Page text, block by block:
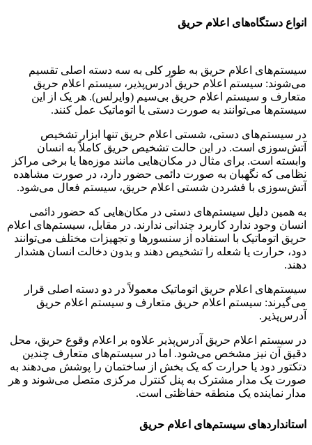
انواع دستگاه‌های اعلام حریق
سیستم‌های اعلام حریق به طور کلی به سه دسته اصلی تقسیم
می‌شوند: سیستم اعلام حریق آدرس‌پذیر، سیستم اعلام حریق
متعارف و سیستم اعلام حریق بی‌سیم (وایرلس). هر یک از این
سیستم‌ها می‌توانند به صورت دستی یا اتوماتیک عمل کنند.
در سیستم‌های دستی، شستی اعلام حریق تنها ابزار تشخیص
آتش‌سوزی است. در این حالت تشخیص حریق کاملاً به انسان
وابسته است. برای مثال در مکان‌هایی مانند موزه‌ها یا برخی مراکز
نظامی که نگهبان به صورت دائمی حضور دارد، در صورت مشاهده
آتش‌سوزی با فشردن شستی اعلام حریق، سیستم فعال می‌شود.
به همین دلیل سیستم‌های دستی در مکان‌هایی که حضور دائمی
انسان وجود ندارد کاربرد چندانی ندارند. در مقابل، سیستم‌های اعلام
حریق اتوماتیک با استفاده از سنسورها و تجهیزات مختلف می‌توانند
دود، حرارت یا شعله را تشخیص دهند و بدون دخالت انسان هشدار
دهند.
سیستم‌های اعلام حریق اتوماتیک معمولاً در دو دسته اصلی قرار
می‌گیرند: سیستم اعلام حریق متعارف و سیستم اعلام حریق
آدرس‌پذیر.
در سیستم اعلام حریق آدرس‌پذیر علاوه بر اعلام وقوع حریق، محل
دقیق آن نیز مشخص می‌شود. اما در سیستم‌های متعارف چندین
دتکتور دود یا حرارت که یک بخش از ساختمان را پوشش می‌دهند به
صورت یک مدار مشترک به پنل کنترل مرکزی متصل می‌شوند و هر
مدار نماینده یک منطقه حفاظتی است.
استانداردهای سیستم‌های اعلام حریق